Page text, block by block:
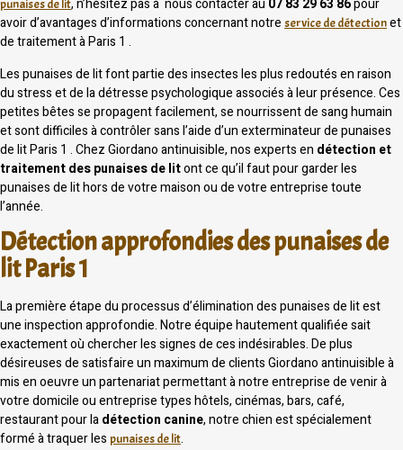
punaises de lit, n’hésitez pas à nous contacter au 07 83 29 63 86pour
avoir d’avantages d’informations concernant notre service de détectionet
de traitement à Paris 1 .
Les punaises de lit font partie des insectes les plus redoutés en raison
du stress et de la détresse psychologique associés à leur présence. Ces
petites bêtes se propagent facilement, se nourrissent de sang humain
et sont difficiles à contrôler sans l’aide d’un exterminateur de punaises
de lit Paris 1 . Chez Giordano antinuisible, nos experts en détection et
traitement des punaises de litont ce qu’il faut pour garder les
punaises de lit hors de votre maison ou de votre entreprise toute
l’année.
Détection approfondies des punaises de
lit Paris 1
La première étape du processus d’élimination des punaises de lit est
une inspection approfondie. Notre équipe hautement qualifiée sait
exactement où chercher les signes de ces indésirables. De plus
désireuses de satisfaire un maximum de clients Giordano antinuisible à
mis en oeuvre un partenariat permettant à notre entreprise de venir à
votre domicile ou entreprise types hôtels, cinémas, bars, café,
restaurant pour ladétection canine, notre chien est spécialement
formé à traquer les punaises de lit.